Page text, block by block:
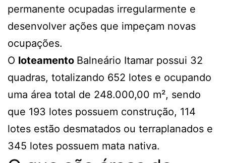
permanente ocupadas irregularmente e
desenvolver ações que impeçam novas
ocupações.
O loteamento Balneário Itamar possui 32
quadras, totalizando 652 lotes e ocupando
uma área total de 248.000,00 m², sendo
que 193 lotes possuem construção, 114
lotes estão desmatados ou terraplanados e
345 lotes possuem mata nativa.